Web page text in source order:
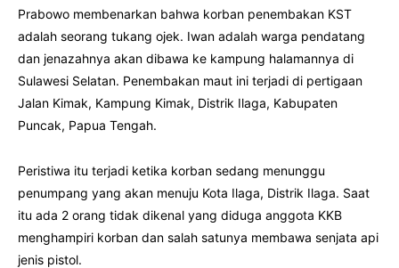
Prabowo membenarkan bahwa korban penembakan KST
adalah seorang tukang ojek. Iwan adalah warga pendatang
dan jenazahnya akan dibawa ke kampung halamannya di
Sulawesi Selatan. Penembakan maut ini terjadi di pertigaan
Jalan Kimak, Kampung Kimak, Distrik Ilaga, Kabupaten
Puncak, Papua Tengah.
Peristiwa itu terjadi ketika korban sedang menunggu
penumpang yang akan menuju Kota Ilaga, Distrik Ilaga. Saat
itu ada 2 orang tidak dikenal yang diduga anggota KKB
menghampiri korban dan salah satunya membawa senjata api
jenis pistol.